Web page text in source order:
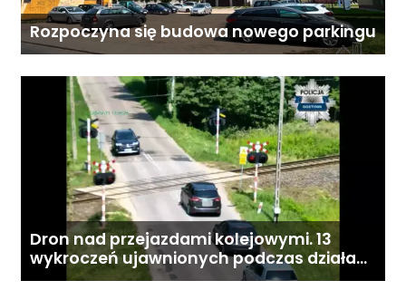
Rozpoczyna się budowa nowego parkingu
Dron nad przejazdami kolejowymi. 13
wykroczeń ujawnionych podczas działań
„Bezpieczny przejazd kolejowy”